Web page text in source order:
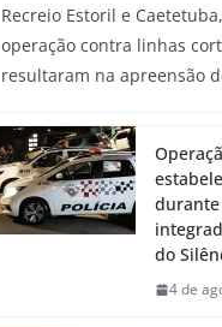
Recreio Estoril e
operação contra linhas
resultaram na apreensão
durante
do
4 de